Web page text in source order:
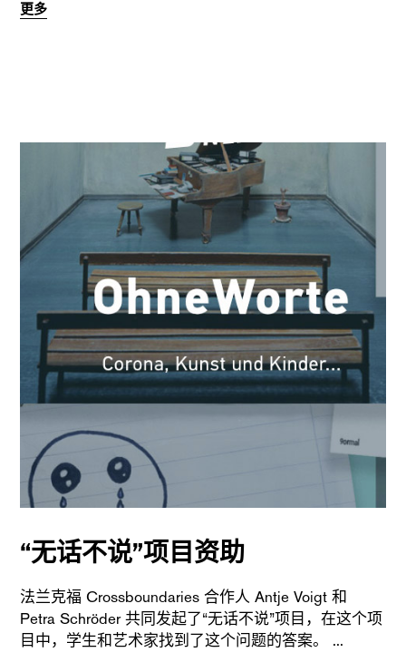
更多
“无话不说”项目资助
法兰克福 Crossboundaries 合作人 Antje Voigt 和
Petra Schröder 共同发起了“无话不说”项目，在这个项
目中，学生和艺术家找到了这个问题的答案。